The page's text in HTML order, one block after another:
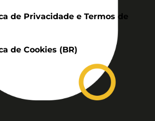
de Privacidade e Termos de
de Cookies (BR)